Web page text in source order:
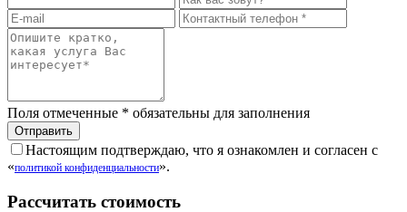
Поля отмеченные * обязательны для заполнения
Настоящим подтверждаю, что я ознакомлен и согласен с
«политикой конфиденциальности».
Рассчитать стоимость